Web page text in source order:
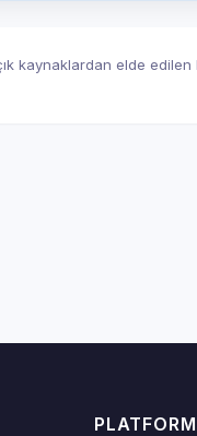
kaynaklardan elde
PLATFORM